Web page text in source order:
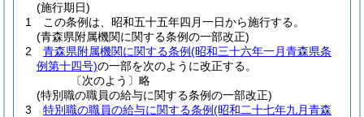
(施行期日)
1
この条例は、昭和五十五年四月一日から施行する。
(青森県附属機関に関する条例の一部改正)
2
青森県附属機関に関する条例(昭和三十六年一月青森県条
例第十四号)の一部を次のように改正する。
〔次のよう〕略
(特別職の職員の給与に関する条例の一部改正)
3
特別職の職員の給与に関する条例(昭和二十七年九月青森